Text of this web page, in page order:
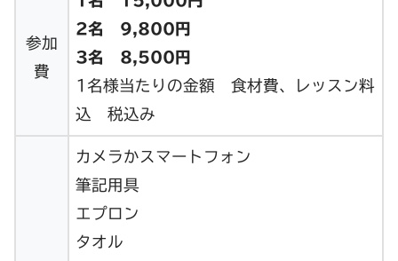
参加
費
2名 9,800円
3名 8,500円
1名様当たりの金額 食材費、レッスン料
込 税込み
カメラかスマートフォン
筆記用具
エプロン
タオル